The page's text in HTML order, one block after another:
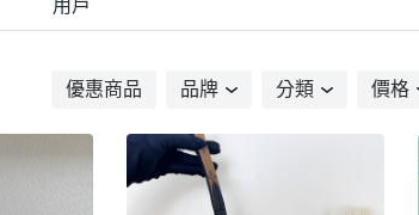
用戶
優惠商品 品牌 分類 價格